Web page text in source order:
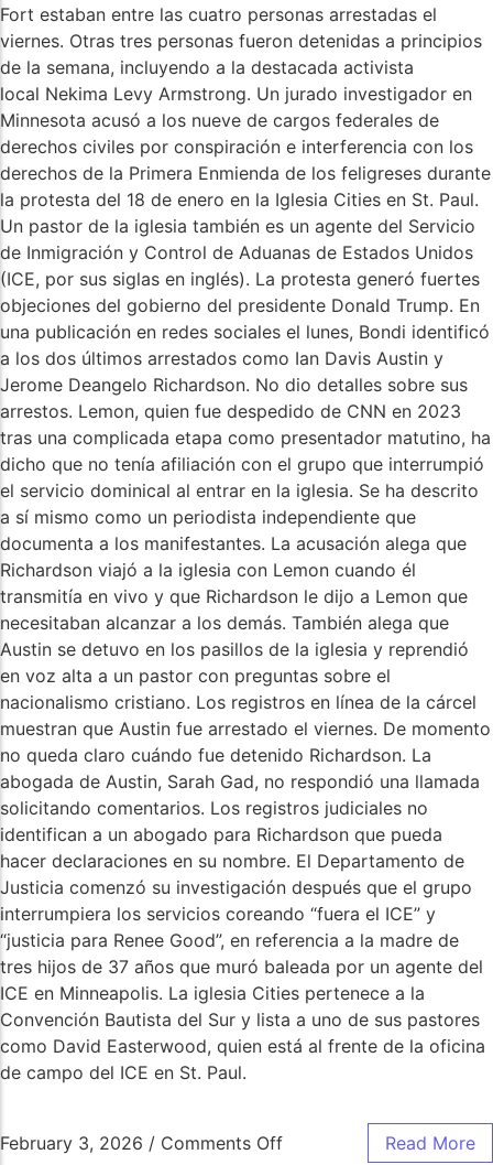
Fort estaban entre las cuatro personas arrestadas el
viernes. Otras tres personas fueron detenidas a principios
de la semana, incluyendo a la destacada activista
local Nekima Levy Armstrong. Un jurado investigador en
Minnesota acusó a los nueve de cargos federales de
derechos civiles por conspiración e interferencia con los
derechos de la Primera Enmienda de los feligreses durante
la protesta del 18 de enero en la Iglesia Cities en St. Paul.
Un pastor de la iglesia también es un agente del Servicio
de Inmigración y Control de Aduanas de Estados Unidos
(ICE, por sus siglas en inglés). La protesta generó fuertes
objeciones del gobierno del presidente Donald Trump. En
una publicación en redes sociales el lunes, Bondi identificó
a los dos últimos arrestados como Ian Davis Austin y
Jerome Deangelo Richardson. No dio detalles sobre sus
arrestos. Lemon, quien fue despedido de CNN en 2023
tras una complicada etapa como presentador matutino, ha
dicho que no tenía afiliación con el grupo que interrumpió
el servicio dominical al entrar en la iglesia. Se ha descrito
a sí mismo como un periodista independiente que
documenta a los manifestantes. La acusación alega que
Richardson viajó a la iglesia con Lemon cuando él
transmitía en vivo y que Richardson le dijo a Lemon que
necesitaban alcanzar a los demás. También alega que
Austin se detuvo en los pasillos de la iglesia y reprendió
en voz alta a un pastor con preguntas sobre el
nacionalismo cristiano. Los registros en línea de la cárcel
muestran que Austin fue arrestado el viernes. De momento
no queda claro cuándo fue detenido Richardson. La
abogada de Austin, Sarah Gad, no respondió una llamada
solicitando comentarios. Los registros judiciales no
identifican a un abogado para Richardson que pueda
hacer declaraciones en su nombre. El Departamento de
Justicia comenzó su investigación después que el grupo
interrumpiera los servicios coreando “fuera el ICE” y
“justicia para Renee Good”, en referencia a la madre de
tres hijos de 37 años que muró baleada por un agente del
ICE en Minneapolis. La iglesia Cities pertenece a la
Convención Bautista del Sur y lista a uno de sus pastores
como David Easterwood, quien está al frente de la oficina
de campo del ICE en St. Paul.
February 3, 2026 / Comments Off Read More